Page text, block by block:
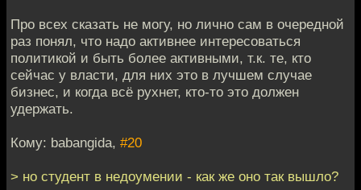
Про всех сказать не могу, но лично сам в очередной
раз понял, что надо активнее интересоваться
политикой и быть более активными, т.к. те, кто
сейчас у власти, для них это в лучшем случае
бизнес, и когда всё рухнет, кто-то это должен
удержать.
Кому: babangida, #20
> но студент в недоумении - как же оно так вышло?